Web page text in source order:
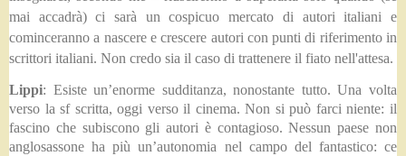
mai accadrà) ci sarà un cospicuo mercato di autori italiani e
cominceranno a nascere e crescere autori con punti di riferimento in
scrittori italiani. Non credo sia il caso di trattenere il fiato nell'attesa.
Lippi: Esiste un’enorme sudditanza, nonostante tutto. Una volta
verso la sf scritta, oggi verso il cinema. Non si può farci niente: il
fascino che subiscono gli autori è contagioso. Nessun paese non
anglosassone ha più un’autonomia nel campo del fantastico: ce